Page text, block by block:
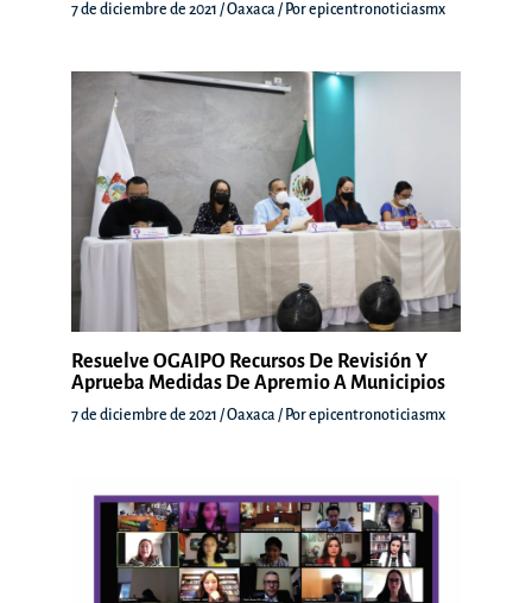
7 de diciembre de 2021 /Oaxaca / Porepicentronoticiasmx
Resuelve OGAIPO Recursos De Revisión Y
Aprueba Medidas De Apremio A Municipios
7 de diciembre de 2021 /Oaxaca / Porepicentronoticiasmx